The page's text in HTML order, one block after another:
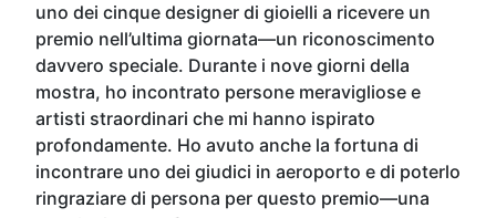
uno dei cinque designer di gioielli a ricevere un
premio nell’ultima giornata—un riconoscimento
davvero speciale. Durante i nove giorni della
mostra, ho incontrato persone meravigliose e
artisti straordinari che mi hanno ispirato
profondamente. Ho avuto anche la fortuna di
incontrare uno dei giudici in aeroporto e di poterlo
ringraziare di persona per questo premio—una